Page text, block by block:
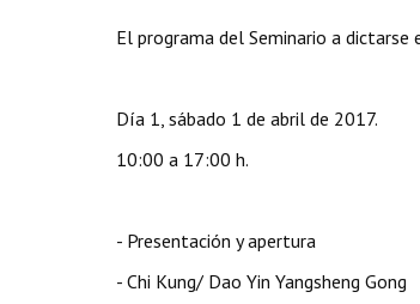
El programa del Seminario a
Día 1, sábado 1 de abril de 2017.
10:00 a 17:00 h.
- Presentación y apertura
- Chi Kung/ Dao Yin Yangsheng Gong